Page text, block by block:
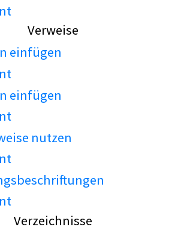
Verweise
einfügen
einfügen
nutzen
Verzeichnisse